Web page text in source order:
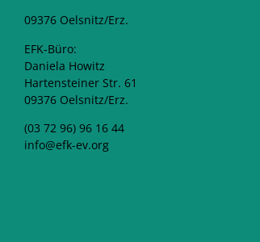
09376 Oelsnitz/Erz.
EFK-Büro:
Daniela Howitz
Hartensteiner Str. 61
09376 Oelsnitz/Erz.
(03 72 96) 96 16 44
info@efk-ev.org